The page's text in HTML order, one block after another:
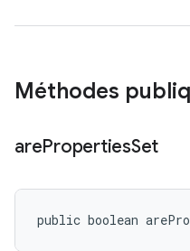
Méthodes
arePropertiesSet
public boolean